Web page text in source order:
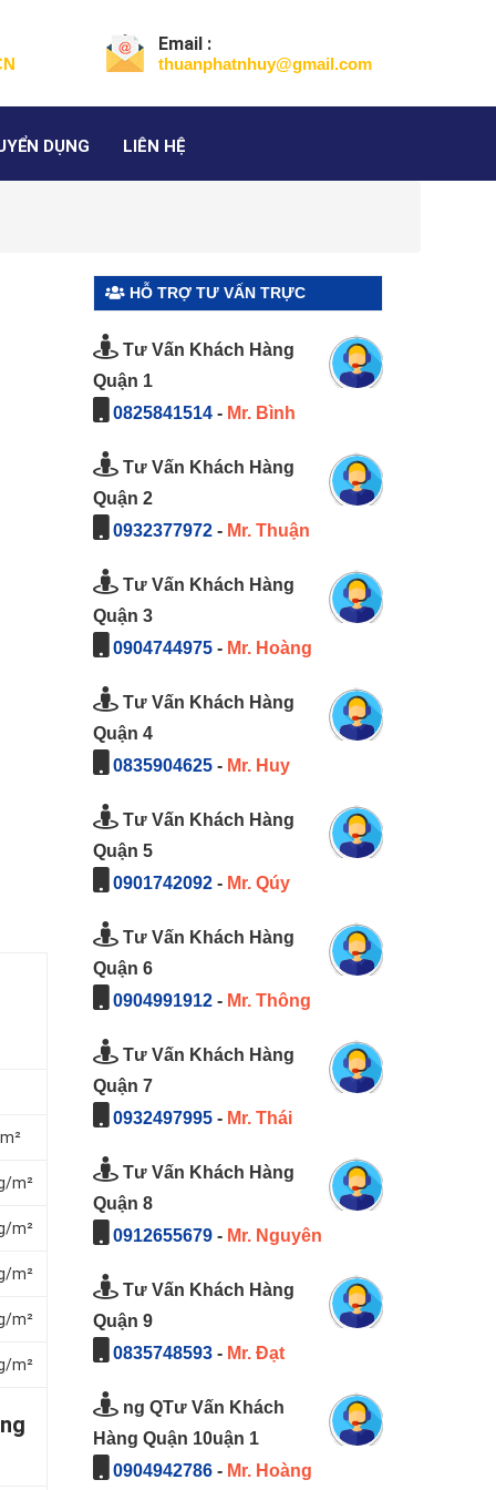
Email :
thuanphatnhuy@gmail.com
DỤNG LIÊN HỆ
m²
m²
m²
m²
m²
HỖ TRỢ TƯ VẤN TRỰC
Tư Vấn Khách Hàng
Quận 1
0825841514- Mr. Bình
Tư Vấn Khách Hàng
Quận 2
0932377972- Mr. Thuận
Tư Vấn Khách Hàng
Quận 3
0904744975- Mr. Hoàng
Tư Vấn Khách Hàng
Quận 4
0835904625- Mr. Huy
Tư Vấn Khách Hàng
Quận 5
0901742092- Mr. Qúy
Tư Vấn Khách Hàng
Quận 6
0904991912- Mr. Thông
Tư Vấn Khách Hàng
Quận 7
0932497995- Mr. Thái
Tư Vấn Khách Hàng
Quận 8
0912655679- Mr. Nguyên
Tư Vấn Khách Hàng
Quận 9
0835748593- Mr. Đạt
ng QTư Vấn Khách
Hàng Quận 10uận 1
0904942786- Mr. Hoàng